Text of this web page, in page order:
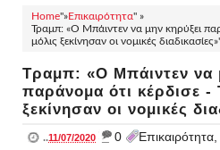
Home"»Επικαιρότητα" »
Τραμπ: «Ο Μπάιντεν να μην κηρύξει
μόλις ξεκίνησαν οι νομικές
Τραμπ: «Ο Μπάιντεν να
παράνομα ότι κέρδισε -
ξεκίνησαν οι νομικές
..11/07/2020 _ 0 Επικαιρότητα,